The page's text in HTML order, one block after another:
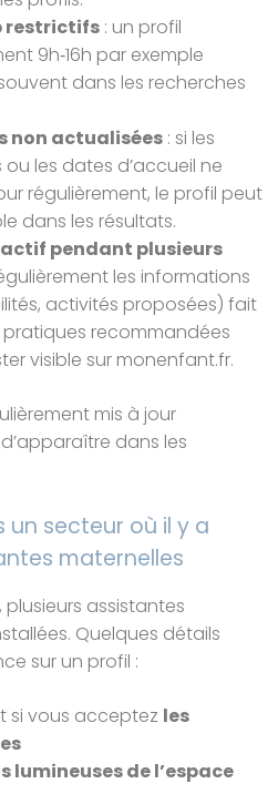
restrictifs : un profil
9h‑16h par exemple
dans les recherches
non actualisées : si les
les dates d’accueil ne
régulièrement, le profil peut
dans les résultats.
pendant plusieurs
les informations
activités proposées) fait
recommandées
visible sur monenfant.fr.
mis à jour
dans les
un secteur où il y a
maternelles
assistantes
Quelques détails
sur un profil :
si vous acceptez les
lumineuses de l’espace